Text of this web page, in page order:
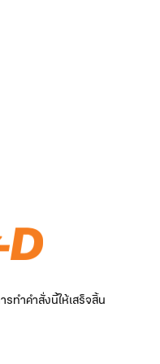
ทำคำสั่งนี้ให้เสร็จสิ้น